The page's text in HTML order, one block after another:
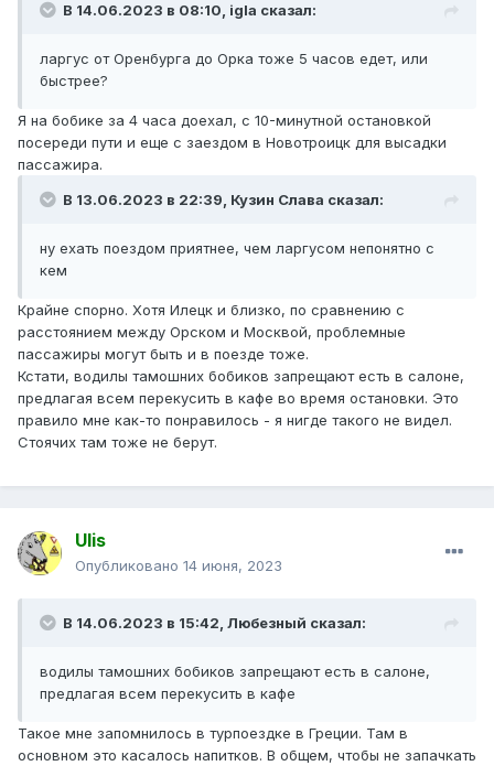
В 14.06.2023 в 08:10, igla сказал:
ларгус от Оренбурга до Орка тоже 5 часов едет, или
быстрее?
Я на бобике за 4 часа доехал, с 10-минутной остановкой
посереди пути и еще с заездом в Новотроицк для высадки
пассажира.
В 13.06.2023 в 22:39, Кузин Слава сказал:
ну ехать поездом приятнее, чем ларгусом непонятно с
кем
Крайне спорно. Хотя Илецк и близко, по сравнению с
расстоянием между Орском и Москвой, проблемные
пассажиры могут быть и в поезде тоже.
Кстати, водилы тамошних бобиков запрещают есть в салоне,
предлагая всем перекусить в кафе во время остановки. Это
правило мне как-то понравилось - я нигде такого не видел.
Стоячих там тоже не берут.
Ulis
Опубликовано 14 июня, 2023
В 14.06.2023 в 15:42, Любезный сказал:
водилы тамошних бобиков запрещают есть в салоне,
предлагая всем перекусить в кафе
Такое мне запомнилось в турпоездке в Греции. Там в
основном это касалось напитков. В общем, чтобы не запачкать